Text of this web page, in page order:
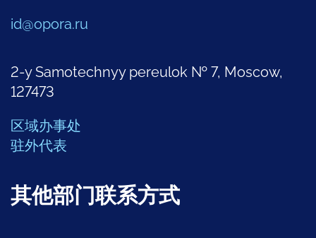
id@opora.ru
2-y Samotechnyy pereulok № 7, Moscow,
127473
区域办事处
驻外代表
其他部门联系方式